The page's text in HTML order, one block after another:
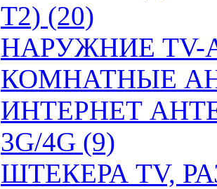
T2) (20)
НАРУЖНИЕ
КОМНАТНЫЕ
ИНТЕРНЕТ
3G/4G (9)
ШТЕКЕРА TV,